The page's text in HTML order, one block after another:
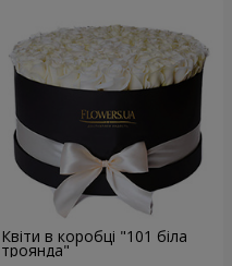
Квіти в коробці "101 біла
троянда"